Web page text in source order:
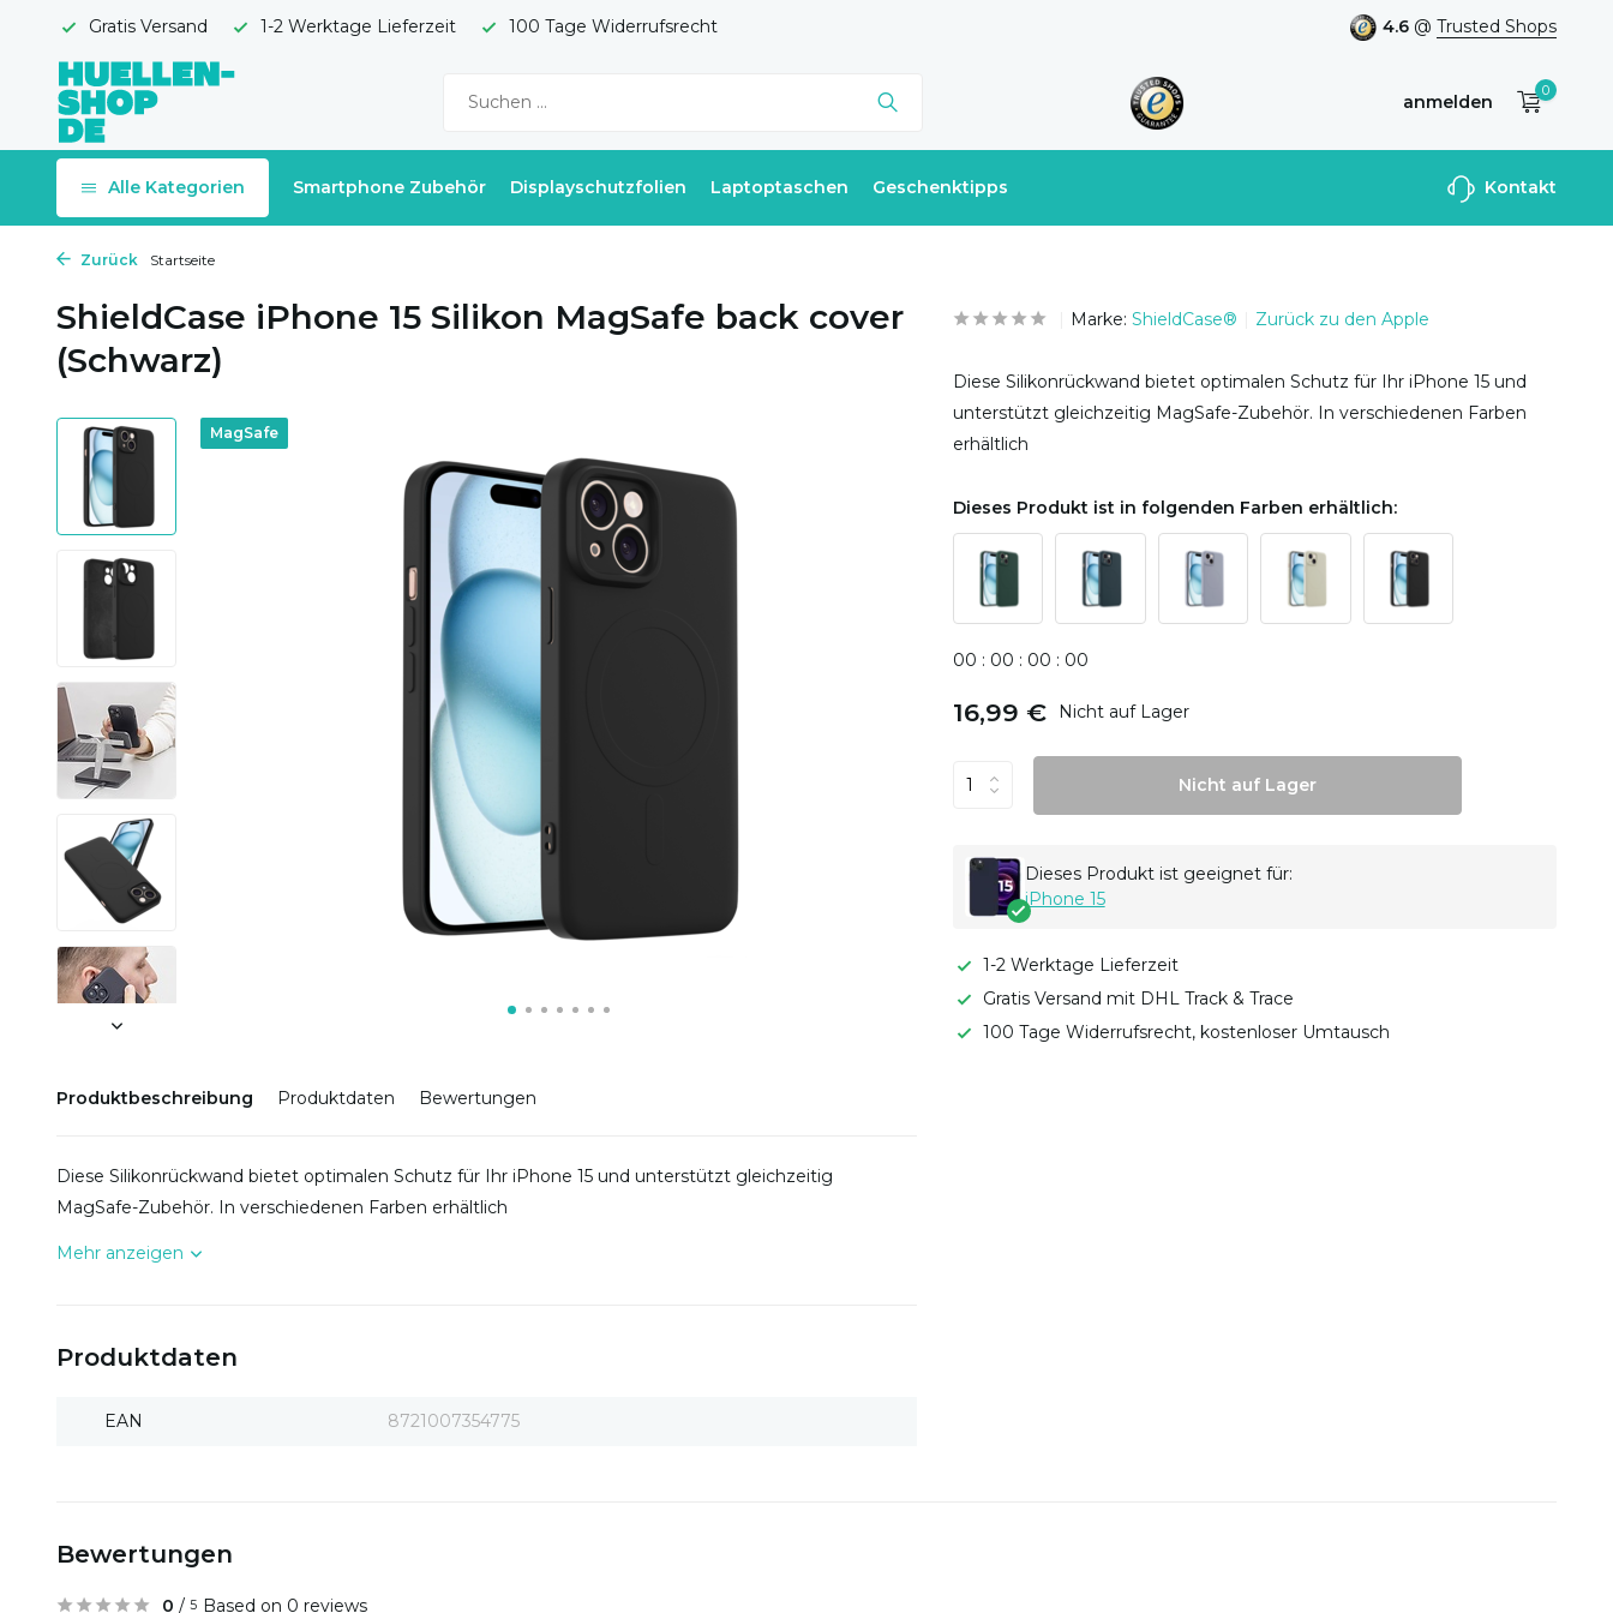
Gratis Versand 1-2 Werktage Lieferzeit 100 Tage Widerrufsrecht 4.6 @ Trusted Shops
anmelden
Benutzerkonto
0
Alle Kategorien Smartphone Zubehör Displayschutzfolien Laptoptaschen Geschenktipps Kontakt
Zurück Startseite
ShieldCase iPhone 15 Silikon MagSafe back cover
(Schwarz)
MagSafe
Produktbeschreibung Produktdaten Bewertungen
Diese Silikonrückwand bietet optimalen Schutz für Ihr iPhone 15 und unterstützt gleichzeitig
MagSafe-Zubehör. In verschiedenen Farben erhältlich
Mehr anzeigen
Produktdaten
EAN 8721007354775
Marke: ShieldCase® Zurück zu den Apple
Diese Silikonrückwand bietet optimalen Schutz für Ihr iPhone 15 und
unterstützt gleichzeitig MagSafe-Zubehör. In verschiedenen Farben
erhältlich
Dieses Produkt ist in folgenden Farben erhältlich:
00 : 00 : 00 : 00
16,99 € Nicht auf Lager
Nicht auf Lager
Dieses Produkt ist geeignet für:
iPhone 15
1-2 Werktage Lieferzeit
Gratis Versand mit DHL Track & Trace
100 Tage Widerrufsrecht, kostenloser Umtausch
Bewertungen
0 / 5 Based on 0 reviews